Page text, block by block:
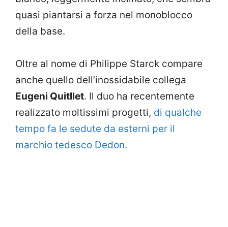
quasi piantarsi a forza nel monoblocco
della base.
Oltre al nome di Philippe Starck compare
anche quello dell’inossidabile collega
Eugeni Quitllet. Il duo ha recentemente
realizzato moltissimi progetti, di qualche
tempo fa le sedute da esterni per il
marchio tedesco Dedon.